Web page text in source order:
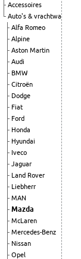
Accessoires
Auto's & vrachtwagens
Alfa Romeo
Alpine
Aston Martin
Audi
BMW
Citroën
Dodge
Fiat
Ford
Honda
Hyundai
Iveco
Jaguar
Land Rover
Liebherr
MAN
Mazda
McLaren
Mercedes-Benz
Nissan
Opel